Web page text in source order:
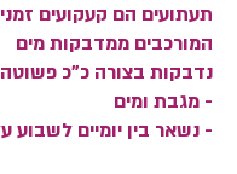
תעתועים הם קעקועים
המורכבים ממדבקות מים
נדבקות בצורה כ"כ
- מגבת ומים
- נשאר בין יומיים לשבוע